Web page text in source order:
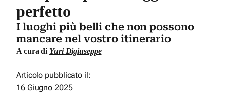
perfetto
I luoghi più belli che non possono
mancare nel vostro itinerario
A cura di Yuri Digiuseppe
Articolo pubblicato il:
16 Giugno 2025